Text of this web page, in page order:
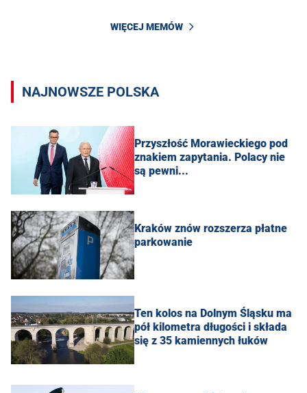
WIĘCEJ MEMÓW
NAJNOWSZE POLSKA
Przyszłość Morawieckiego pod
znakiem zapytania. Polacy nie
są pewni...
Kraków znów rozszerza płatne
parkowanie
Ten kolos na Dolnym Śląsku ma
pół kilometra długości i składa
się z 35 kamiennych łuków